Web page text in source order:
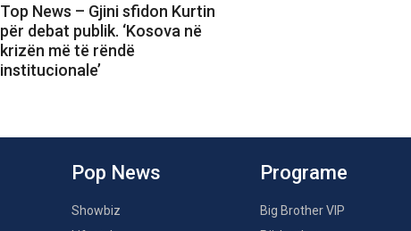
Top News – Gjini sfidon Kurtin
për debat publik. ‘Kosova në
krizën më të rëndë
institucionale’
Pop News
Showbiz
Programe
Big Brother VIP